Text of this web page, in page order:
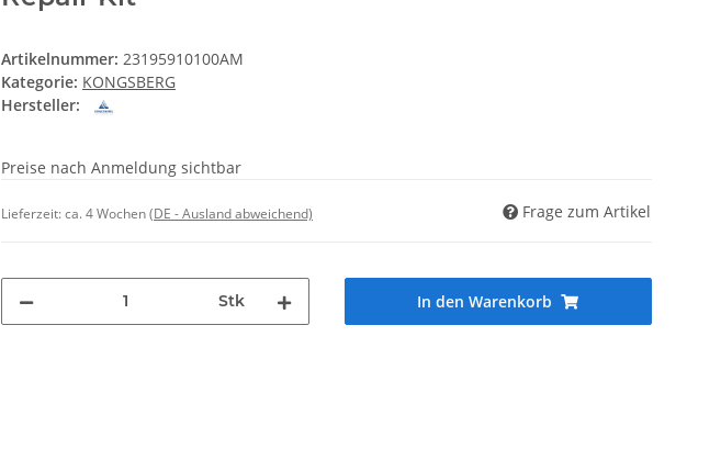
Artikelnummer: 23195910100AM
Kategorie: KONGSBERG
Hersteller:
Preise nach Anmeldung sichtbar
Lieferzeit:ca. 4 Wochen(DE - Ausland abweichend) Frage zum Artikel
Stk In den Warenkorb